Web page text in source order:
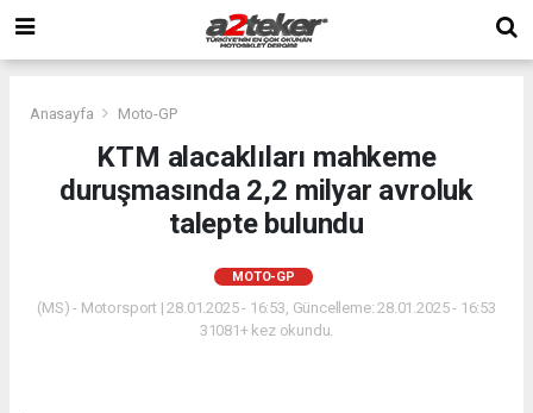
Anasayfa Moto-GP
KTM alacaklıları mahkeme
duruşmasında 2,2 milyar avroluk
talepte bulundu
MOTO-GP
(MS) - Motorsport | 28.01.2025 - 16:53, Güncelleme: 28.01.2025 - 16:53
31081+ kez okundu.